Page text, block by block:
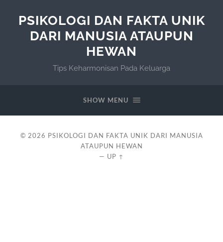
PSIKOLOGI DAN FAKTA UNIK
DARI MANUSIA ATAUPUN
HEWAN
Tips Keharmonisan Pada Keluarga
SHOW MENU
© 2026 PSIKOLOGI DAN FAKTA UNIK DARI MANUSIA
ATAUPUN HEWAN
— UP ↑